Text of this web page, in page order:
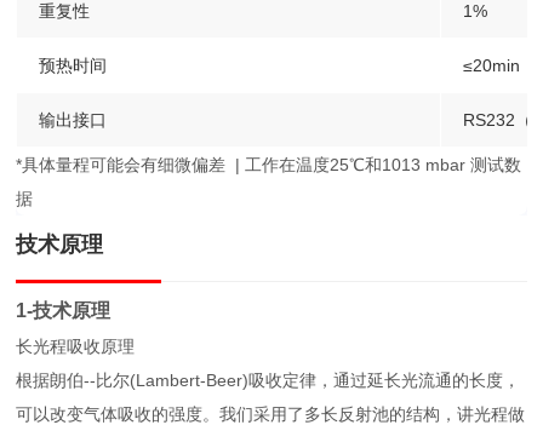
重复性 1%
预热时间 ≤20min
输出接口 RS232（
*具体量程可能会有细微偏差 | 工作在温度25℃和1013 mbar 测试数
据
技术原理
1-技术原理
长光程吸收原理
根据朗伯--比尔(Lambert-Beer)吸收定律，通过延长光流通的长度，
可以改变气体吸收的强度。我们采用了多长反射池的结构，讲光程做